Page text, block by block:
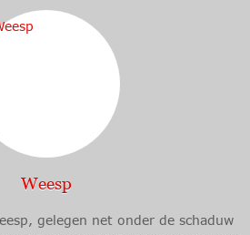
Weesp
gelegen net onder de schaduw